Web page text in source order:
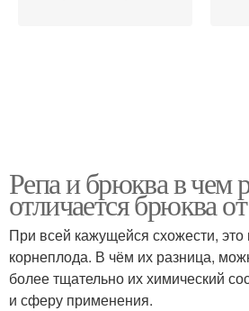
Репа и брюква в чем
отличается брюква
При всей кажущейся схожести, это
корнеплода. В чём их разница,
более тщательно их химический
и сферу применения.